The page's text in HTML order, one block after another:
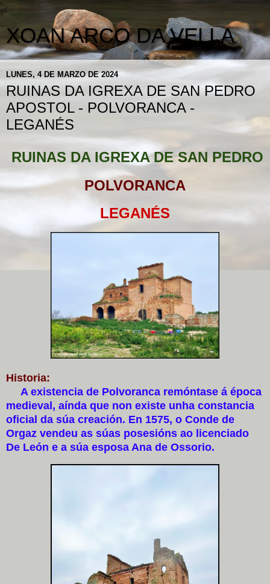
XOAN ARCO DA VELLA
LUNES, 4 DE MARZO DE 2024
RUINAS DA IGREXA DE SAN PEDRO
APOSTOL - POLVORANCA -
LEGANÉS
RUINAS DA IGREXA DE SAN PEDRO
POLVORANCA
LEGANÉS
Historia:
A existencia de Polvoranca remóntase á época
medieval, aínda que non existe unha constancia
oficial da súa creación. En 1575, o Conde de
Orgaz vendeu as súas posesións ao licenciado
De León e a súa esposa Ana de Ossorio.